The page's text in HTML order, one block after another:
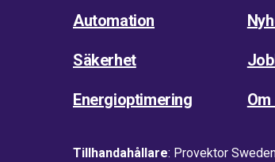
Automation
Säkerhet
Energioptimering
Tillhandahållare: Provektor